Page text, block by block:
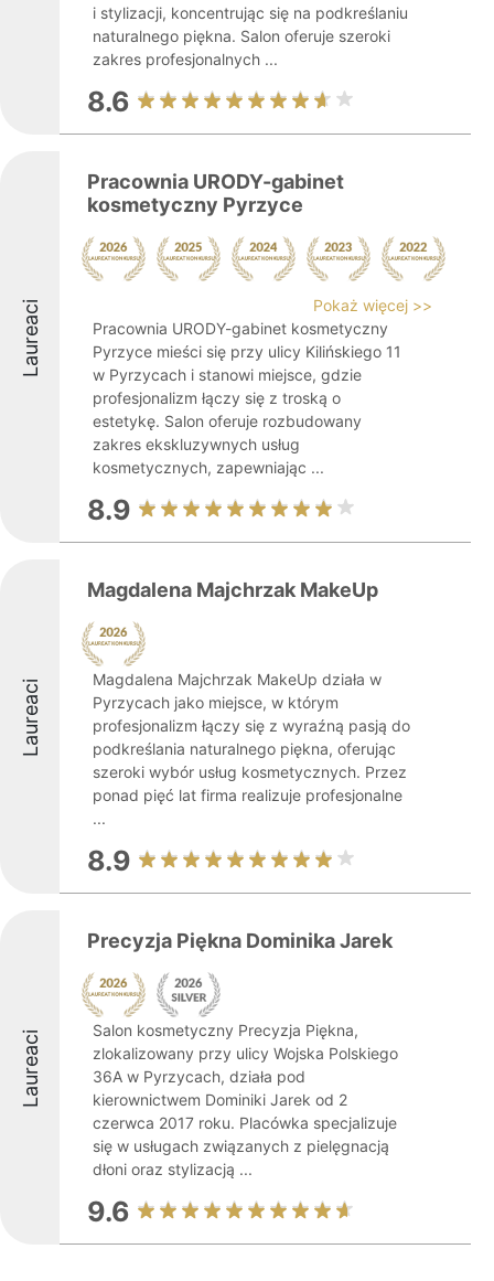
i stylizacji, koncentrując się na podkreślaniu
naturalnego piękna. Salon oferuje szeroki
zakres profesjonalnych ...
8.6
Laureaci
Pracownia URODY-gabinet
kosmetyczny Pyrzyce
Pokaż więcej >>
Pracownia URODY-gabinet kosmetyczny
Pyrzyce mieści się przy ulicy Kilińskiego 11
w Pyrzycach i stanowi miejsce, gdzie
profesjonalizm łączy się z troską o
estetykę. Salon oferuje rozbudowany
zakres ekskluzywnych usług
kosmetycznych, zapewniając ...
8.9
Laureaci
Magdalena Majchrzak MakeUp
Magdalena Majchrzak MakeUp działa w
Pyrzycach jako miejsce, w którym
profesjonalizm łączy się z wyraźną pasją do
podkreślania naturalnego piękna, oferując
szeroki wybór usług kosmetycznych. Przez
ponad pięć lat firma realizuje profesjonalne
...
8.9
Laureaci
Precyzja Piękna Dominika Jarek
Salon kosmetyczny Precyzja Piękna,
zlokalizowany przy ulicy Wojska Polskiego
36A w Pyrzycach, działa pod
kierownictwem Dominiki Jarek od 2
czerwca 2017 roku. Placówka specjalizuje
się w usługach związanych z pielęgnacją
dłoni oraz stylizacją ...
9.6